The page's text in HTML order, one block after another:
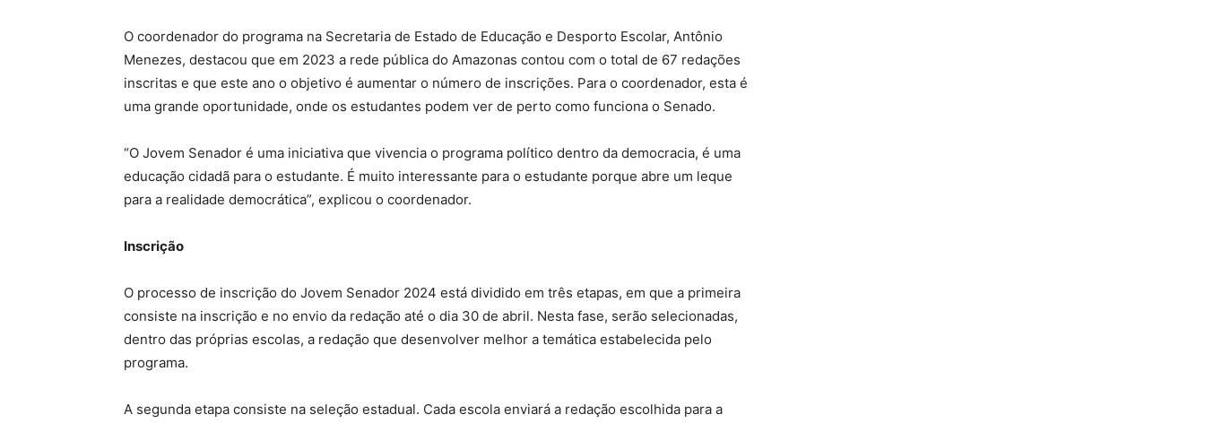
O coordenador do programa na Secretaria de Estado de Educação e Desporto Escolar, Antônio
Menezes, destacou que em 2023 a rede pública do Amazonas contou com o total de 67 redações
inscritas e que este ano o objetivo é aumentar o número de inscrições. Para o coordenador, esta é
uma grande oportunidade, onde os estudantes podem ver de perto como funciona o Senado.
“O Jovem Senador é uma iniciativa que vivencia o programa político dentro da democracia, é uma
educação cidadã para o estudante. É muito interessante para o estudante porque abre um leque
para a realidade democrática”, explicou o coordenador.
Inscrição
O processo de inscrição do Jovem Senador 2024 está dividido em três etapas, em que a primeira
consiste na inscrição e no envio da redação até o dia 30 de abril. Nesta fase, serão selecionadas,
dentro das próprias escolas, a redação que desenvolver melhor a temática estabelecida pelo
programa.
A segunda etapa consiste na seleção estadual. Cada escola enviará a redação escolhida para a